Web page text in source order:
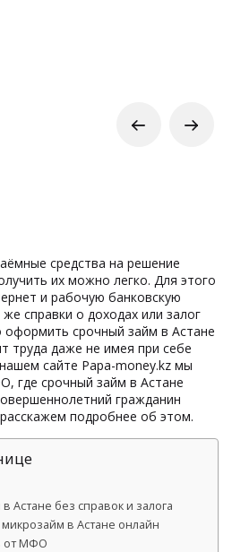
средства на решение
их можно легко. Для этого
и рабочую банковскую
справки о доходах или залог
срочный займ в Астане
труда даже не имея при себе
сайте Papa-money.kz мы
где срочный займ в Астане
гражданин
подробнее об этом.
Астане без справок и залога
в Астане онлайн
от МФО